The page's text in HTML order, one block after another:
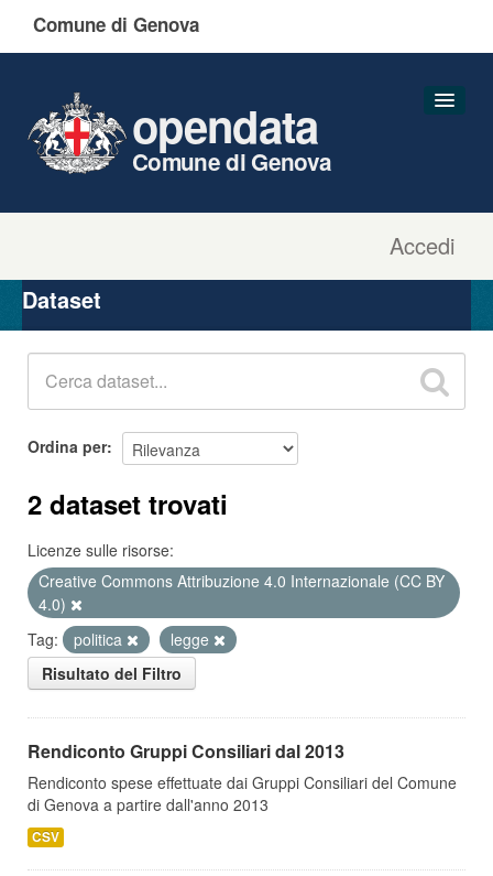
Comune di Genova
Accedi
opendata
Comune di Genova
Organizzazioni
Gruppi
Dataset
Ordina per
2 dataset trovati
Licenze sulle risorse:
Creative Commons Attribuzione 4.0 Internazionale (CC BY
4.0)
Tag:
politica
legge
Risultato del Filtro
Rendiconto Gruppi Consiliari dal 2013
Rendiconto spese effettuate dai Gruppi Consiliari del Comune
di Genova a partire dall'anno 2013
CSV